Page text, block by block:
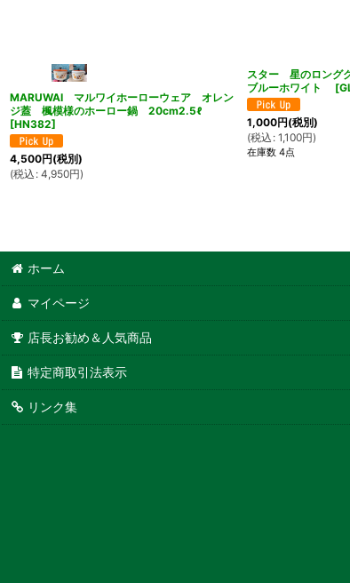
MARUWAI マルワイホーローウェア オレン
ジ蓋 楓模様のホーロー鍋 20cm2.5ℓ
[HN382]
4,500円(税別)
(税込 : 4,950円)
スター 星のロング
ブルーホワイト
[
1,000円(税別)
(税込 : 1,100円)
在庫数 4点
ホーム
マイページ
店長お勧め＆人気商品
特定商取引法表示
リンク集